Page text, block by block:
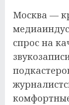
Москва —
спрос на